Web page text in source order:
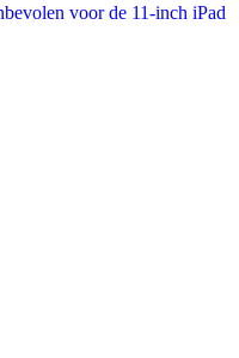
voor de 11‑inch iPad